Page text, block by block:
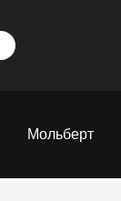
Мольберт